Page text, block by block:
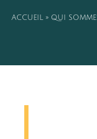
ACCUEIL» QUI